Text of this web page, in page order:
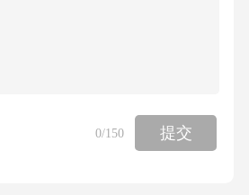
0/150 提交